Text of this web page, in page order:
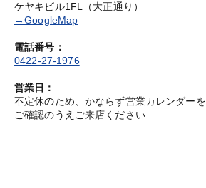
ケヤキビル1FL（大正通り）
→GoogleMap
電話番号：
0422-27-1976
営業日：
不定休のため、かならず営業カレンダーを
ご確認のうえご来店ください